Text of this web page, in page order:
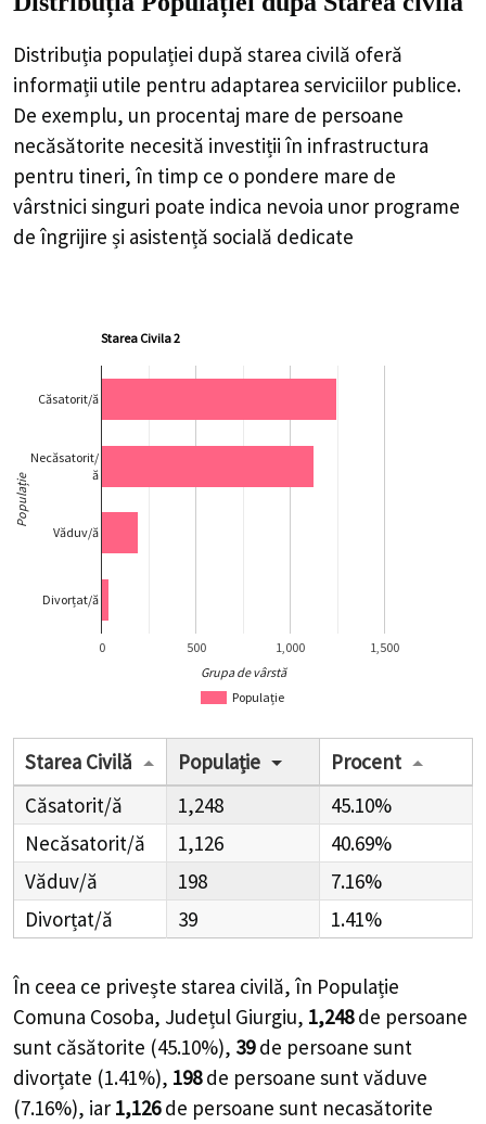
Distribuția populației după starea civilă oferă
informații utile pentru adaptarea serviciilor publice.
De exemplu, un procentaj mare de persoane
necăsătorite necesită investiții în infrastructura
pentru tineri, în timp ce o pondere mare de
vârstnici singuri poate indica nevoia unor programe
de îngrijire și asistență socială dedicate
Starea Civila 2
Populație
0 500 1,000 1,500
Căsatorit/ă
Necăsatorit/
ă
Văduv/ă
Divorțat/ă
Grupa de vârstă
Populație
Starea Civilă Populație
Procent
Căsatorit/ă
1,248
45.10%
Necăsatorit/ă
1,126
40.69%
Văduv/ă
198
7.16%
Divorțat/ă
39 1.41%
În ceea ce privește starea civilă, în Populație
Comuna Cosoba, Județul Giurgiu, 1,248 de persoane
sunt căsătorite (45.10%), 39 de persoane sunt
divorțate (1.41%), 198 de persoane sunt văduve
(7.16%), iar 1,126 de persoane sunt necasătorite